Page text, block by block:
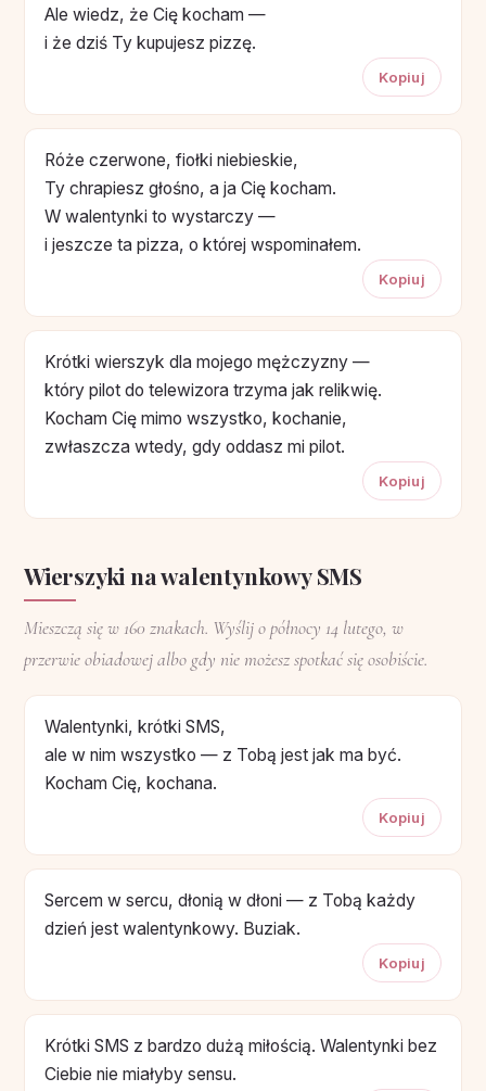
Ale wiedz, że Cię kocham —
i że dziś Ty kupujesz pizzę.
Kopiuj
Róże czerwone, fiołki niebieskie,
Ty chrapiesz głośno, a ja Cię kocham.
W walentynki to wystarczy —
i jeszcze ta pizza, o której wspominałem.
Kopiuj
Krótki wierszyk dla mojego mężczyzny —
który pilot do telewizora trzyma jak relikwię.
Kocham Cię mimo wszystko, kochanie,
zwłaszcza wtedy, gdy oddasz mi pilot.
Kopiuj
Wierszyki na walentynkowy SMS
Mieszczą się w 160 znakach. Wyślij o północy 14 lutego, w
przerwie obiadowej albo gdy nie możesz spotkać się osobiście.
Walentynki, krótki SMS,
ale w nim wszystko — z Tobą jest jak ma być.
Kocham Cię, kochana.
Kopiuj
Sercem w sercu, dłonią w dłoni — z Tobą każdy
dzień jest walentynkowy. Buziak.
Kopiuj
Krótki SMS z bardzo dużą miłością. Walentynki bez
Ciebie nie miałyby sensu.